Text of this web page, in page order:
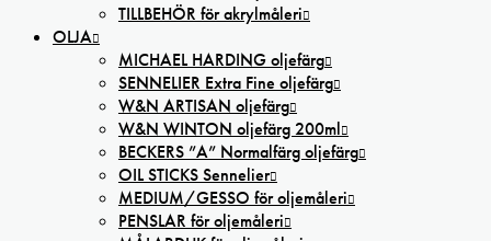
TILLBEHÖR för akrylmåleri
OLJA
MICHAEL HARDING oljefärg
SENNELIER Extra Fine oljefärg
W&N ARTISAN oljefärg
W&N WINTON oljefärg 200ml
BECKERS ”A” Normalfärg oljefärg
OIL STICKS Sennelier
MEDIUM/GESSO för oljemåleri
PENSLAR för oljemåleri